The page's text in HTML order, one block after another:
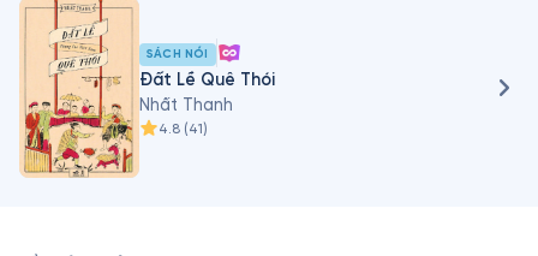
SÁCH NÓI
Đất Lề Quê Thói
Nhất Thanh
4.8 (41)